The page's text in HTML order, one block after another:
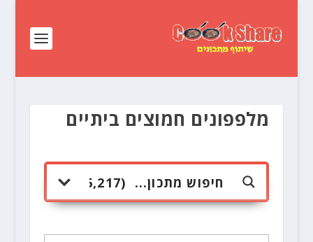
מלפפונים חמוצים ביתיים